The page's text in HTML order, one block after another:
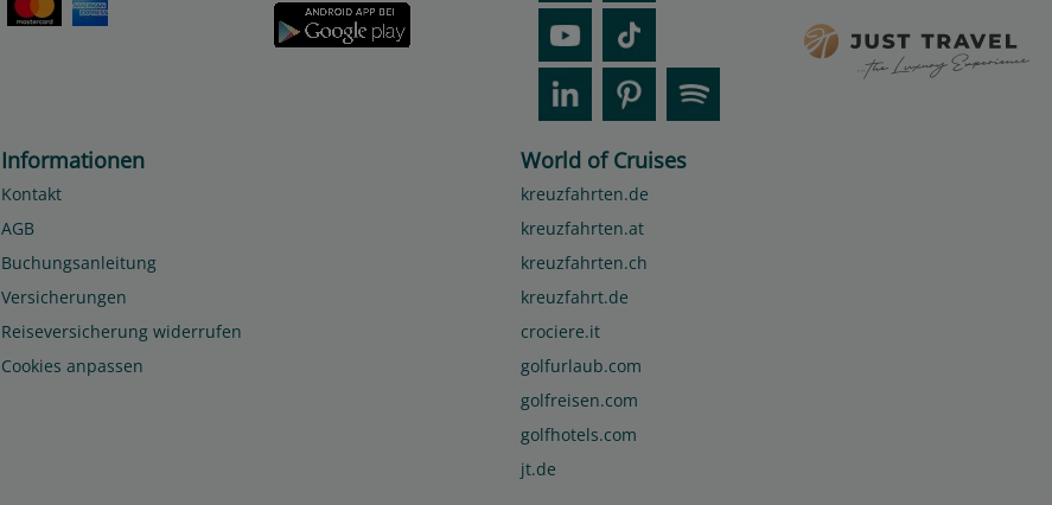
Informationen
Kontakt
AGB
Buchungsanleitung
Versicherungen
Reiseversicherung widerrufen
Cookies anpassen
World of Cruises
kreuzfahrten.de
kreuzfahrten.at
kreuzfahrten.ch
kreuzfahrt.de
crociere.it
golfurlaub.com
golfreisen.com
golfhotels.com
jt.de